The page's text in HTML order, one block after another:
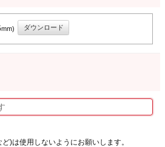
mm) ダウンロード
)は使用しないようにお願いします。